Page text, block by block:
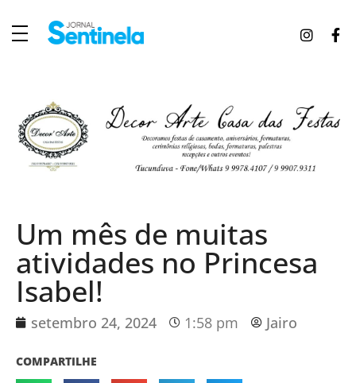
Um mês de muitas
atividades no Princesa
Isabel!
setembro 24, 2024 1:58 pm Jairo
COMPARTILHE